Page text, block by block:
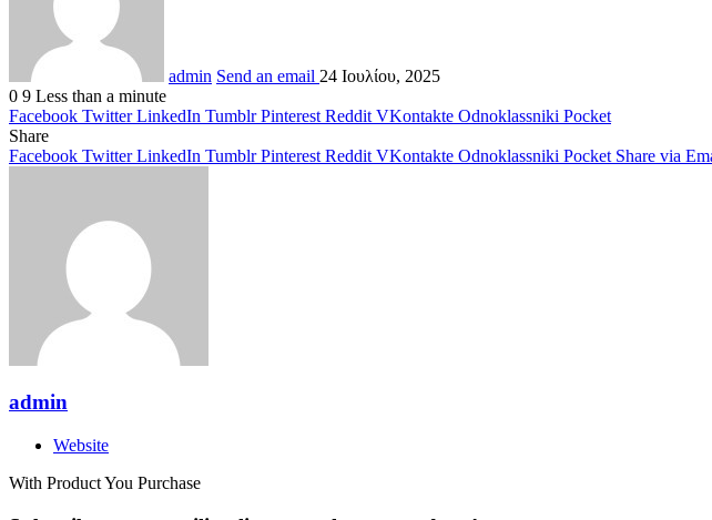
admin Send an email 24 Ιουλίου, 2025
0 9 Less than a minute
Facebook Twitter LinkedIn Tumblr Pinterest Reddit VKontakte Odnoklassniki Pocket
Share
Facebook Twitter LinkedIn Tumblr Pinterest Reddit VKontakte Odnoklassniki Pocket Share via
admin
Website
With Product You Purchase